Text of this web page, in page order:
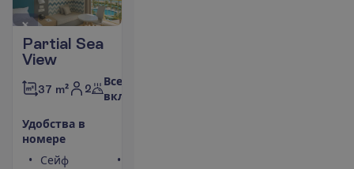
Partial Sea
View
37 m² 2
Все
включено
Удобства в
номере
Сейф